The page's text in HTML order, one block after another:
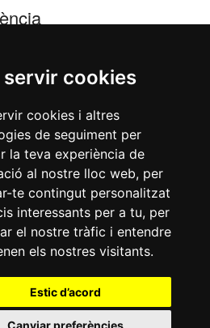
servir cookies
cookies i altres
de seguiment per
la teva experiència de
al nostre lloc web, per
te contingut personalitzat
interessants per a tu, per
el nostre tràfic i entendre
els nostres visitants.
Estic d’acord
Canviar preferències
portals de transparència de
seves entitats dependents
Política de galetesAvís
RGPD
Reus|977 010 010|
reus.cat